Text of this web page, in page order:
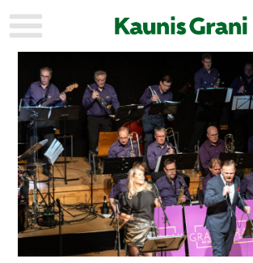
KAUPUNKI
STADEN
AJANKOHTAISTA
AKTUELLT
URHEILU
IDROTT
KULTTUURI
KULTUR
HISTORIA
HISTORIA
YLEINEN
ALLMÄN
MAINOSTAJILLE
FÖR
ANNONSÖRER